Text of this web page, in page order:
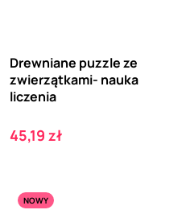
Drewniane puzzle ze
zwierzątkami- nauka
liczenia
Cena
45,19 zł
NOWY